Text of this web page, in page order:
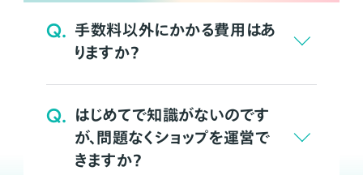
Q. 手数料以外にかかる費用はあ
りますか？
Q. はじめてで知識がないのです
が、問題なくショップを運営で
きますか？